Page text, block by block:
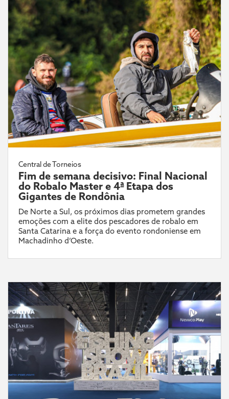
Central de Torneios
Fim de semana decisivo: Final Nacional
do Robalo Master e 4ª Etapa dos
Gigantes de Rondônia
De Norte a Sul, os próximos dias prometem grandes
emoções com a elite dos pescadores de robalo em
Santa Catarina e a força do evento rondoniense em
Machadinho d’Oeste.